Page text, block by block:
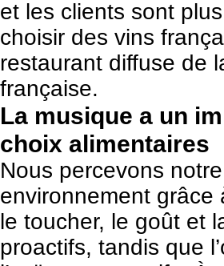
et les clients sont
choisir des vins
restaurant diffuse de
française.
La musique a un
choix alimentaires
Nous percevons notre
environnement grâce
le toucher, le goût et
proactifs, tandis que